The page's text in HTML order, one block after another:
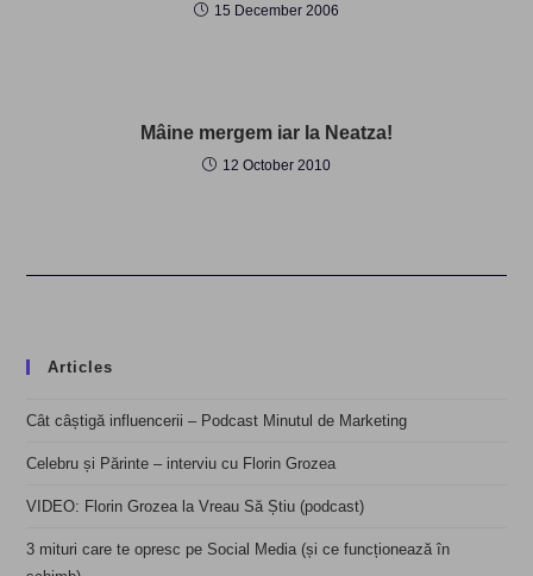
15 December 2006
Mâine mergem iar la Neatza!
12 October 2010
Articles
Cât câștigă influencerii – Podcast Minutul de Marketing
Celebru și Părinte – interviu cu Florin Grozea
VIDEO: Florin Grozea la Vreau Să Știu (podcast)
3 mituri care te opresc pe Social Media (și ce funcționează în